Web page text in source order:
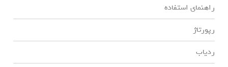
راهنمای استفاده
رپورتاژ
ردیاب